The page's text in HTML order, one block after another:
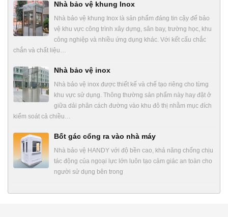
Nhà bảo vệ khung Inox
Nhà bảo vệ khung Inox là sản phẩm đáng tin cậy để bảo
vệ khu vực công trình xây dựng, sân bay, trường học, khu
công nghiệp và nhiều ứng dụng khác. Với kết cấu chắc
chắn và chất liệu…
Nhà bảo vệ inox
Nhà bảo vệ inox được thiết kế và chế tạo riêng cho từng
khu vực sử dụng. Thông thường sản phẩm này hay đặt ở
giữa dải phân cách đường vào khu đô thị nhằm mục đích
kiểm soát cả chiều…
Bốt gác cổng ra vào nhà máy
Nhà bảo vệ HANDY với độ bền cao, khả năng chống chịu
tác động của ngoại lực lớn luôn tạo cảm giác an toàn cho
người sử dụng bên trong